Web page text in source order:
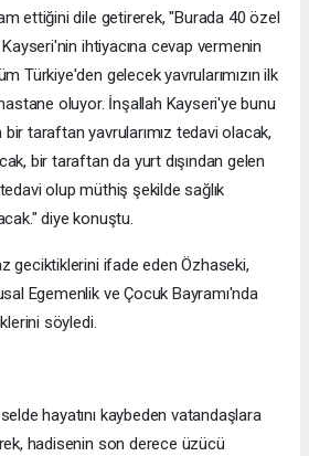
ettiğini dile getirerek, "Burada 40 özel
ihtiyacına cevap vermenin
Türkiye'den gelecek yavrularımızın ilk
oluyor. İnşallah Kayseri'ye bunu
bir taraftan yavrularımız tedavi olacak,
bir taraftan da yurt dışından gelen
olup müthiş şekilde sağlık
diye konuştu.
geciktiklerini ifade eden Özhaseki,
Egemenlik ve Çocuk Bayramı'nda
söyledi.
hayatını kaybeden vatandaşlara
hadisenin son derece üzücü